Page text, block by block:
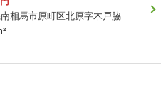
相馬市原町区北原字木戸脇